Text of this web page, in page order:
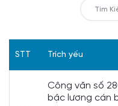
STT Trích yếu
Công văn số
bậc lương cán